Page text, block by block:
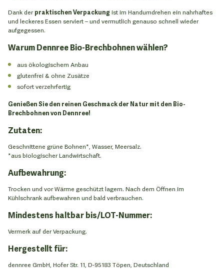
Dank derpraktischen Verpackung ist im Handumdrehen ein nahrhaftes
und leckeres Essen serviert – und vermutlich genauso schnell wieder
aufgegessen.
Warum Dennree Bio-Brechbohnen wählen?
aus ökologischem Anbau
glutenfrei & ohne Zusätze
sofort verzehrfertig
Genießen Sie den reinen Geschmack der Natur mit den Bio-
Brechbohnen von Dennree!
Zutaten:
Geschnittene grüne Bohnen*, Wasser, Meersalz.
*aus biologischer Landwirtschaft.
Aufbewahrung:
Trocken und vor Wärme geschützt lagern. Nach dem Öffnen im
Kühlschrank aufbewahren und bald verbrauchen.
Mindestens haltbar bis/LOT-Nummer:
Vermerk auf der Verpackung.
Hergestellt für:
dennree GmbH, Hofer Str. 11, D-95183 Töpen, Deutschland